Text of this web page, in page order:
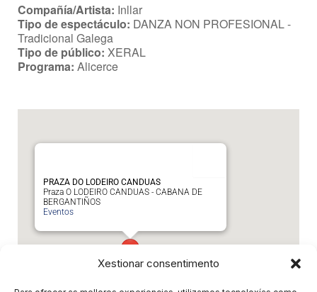
Xestionar consentimento
Compañía/Artista: Inllar
Tipo de espectáculo: DANZA NON PROFESIONAL -
Tradicional Galega
Tipo de público: XERAL
Programa: Alicerce
PRAZA DO LODEIRO CANDUAS
Praza O LODEIRO CANDUAS - CABANA DE
BERGANTIÑOS
Eventos